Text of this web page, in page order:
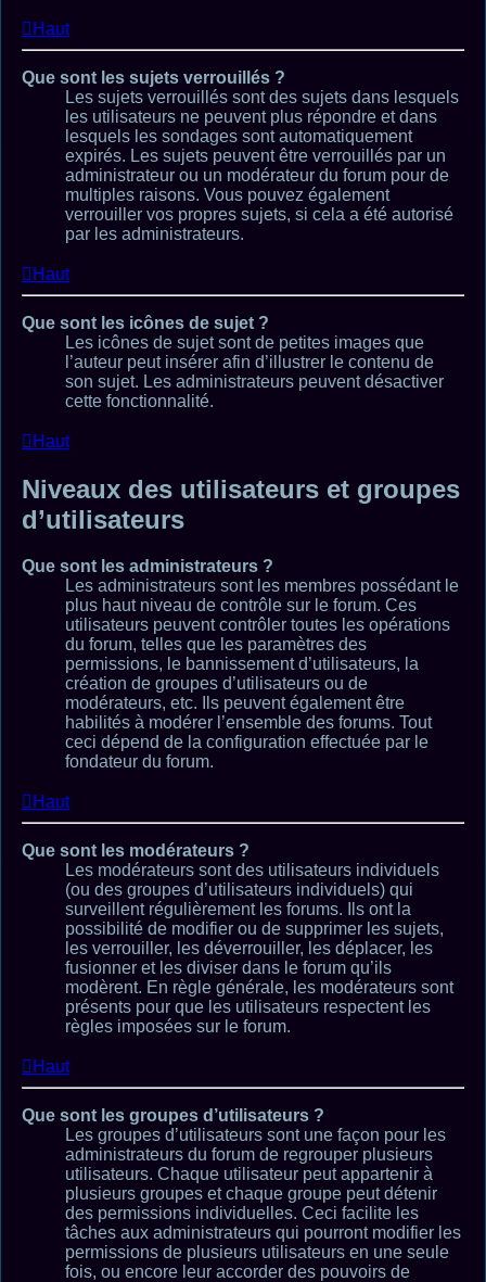
Haut
Que sont les sujets verrouillés ?
Les sujets verrouillés sont des sujets dans lesquels
les utilisateurs ne peuvent plus répondre et dans
lesquels les sondages sont automatiquement
expirés. Les sujets peuvent être verrouillés par un
administrateur ou un modérateur du forum pour de
multiples raisons. Vous pouvez également
verrouiller vos propres sujets, si cela a été autorisé
par les administrateurs.
Haut
Que sont les icônes de sujet ?
Les icônes de sujet sont de petites images que
l’auteur peut insérer afin d’illustrer le contenu de
son sujet. Les administrateurs peuvent désactiver
cette fonctionnalité.
Haut
Niveaux des utilisateurs et groupes
d’utilisateurs
Que sont les administrateurs ?
Les administrateurs sont les membres possédant le
plus haut niveau de contrôle sur le forum. Ces
utilisateurs peuvent contrôler toutes les opérations
du forum, telles que les paramètres des
permissions, le bannissement d’utilisateurs, la
création de groupes d’utilisateurs ou de
modérateurs, etc. Ils peuvent également être
habilités à modérer l’ensemble des forums. Tout
ceci dépend de la configuration effectuée par le
fondateur du forum.
Haut
Que sont les modérateurs ?
Les modérateurs sont des utilisateurs individuels
(ou des groupes d’utilisateurs individuels) qui
surveillent régulièrement les forums. Ils ont la
possibilité de modifier ou de supprimer les sujets,
les verrouiller, les déverrouiller, les déplacer, les
fusionner et les diviser dans le forum qu’ils
modèrent. En règle générale, les modérateurs sont
présents pour que les utilisateurs respectent les
règles imposées sur le forum.
Haut
Que sont les groupes d’utilisateurs ?
Les groupes d’utilisateurs sont une façon pour les
administrateurs du forum de regrouper plusieurs
utilisateurs. Chaque utilisateur peut appartenir à
plusieurs groupes et chaque groupe peut détenir
des permissions individuelles. Ceci facilite les
tâches aux administrateurs qui pourront modifier les
permissions de plusieurs utilisateurs en une seule
fois, ou encore leur accorder des pouvoirs de